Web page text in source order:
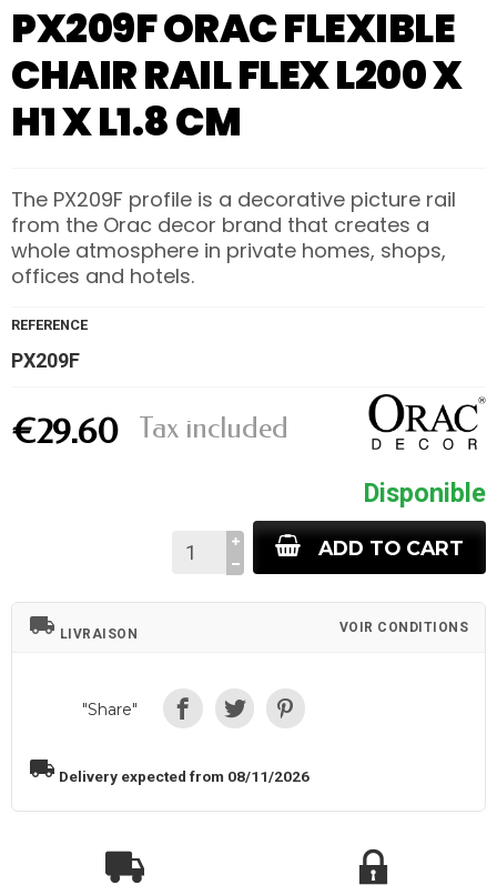
PX209F ORAC FLEXIBLE
CHAIR RAIL FLEX L200 X
H1 X L1.8 CM
The PX209F profile is a decorative picture rail
from the Orac decor brand that creates a
whole atmosphere in private homes, shops,
offices and hotels.
REFERENCE
PX209F
€29.60 Tax included
Disponible
ADD TO CART
local_shipping LIVRAISON VOIR CONDITIONS
"Share"
local_shipping Delivery expected from 08/11/2026